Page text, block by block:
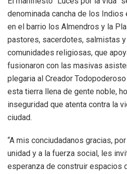
denominada cancha de los Indios
en el barrio los Almendros y la
pastores, sacerdotes, salmistas
comunidades religiosas, que
fusionaron con las masivas
plegaria al Creador
esta tierra llena de gente noble,
inseguridad que atenta contra la
ciudad.
“A mis conciudadanos gracias,
unidad y a la fuerza social, les
esperanza de construir espacios